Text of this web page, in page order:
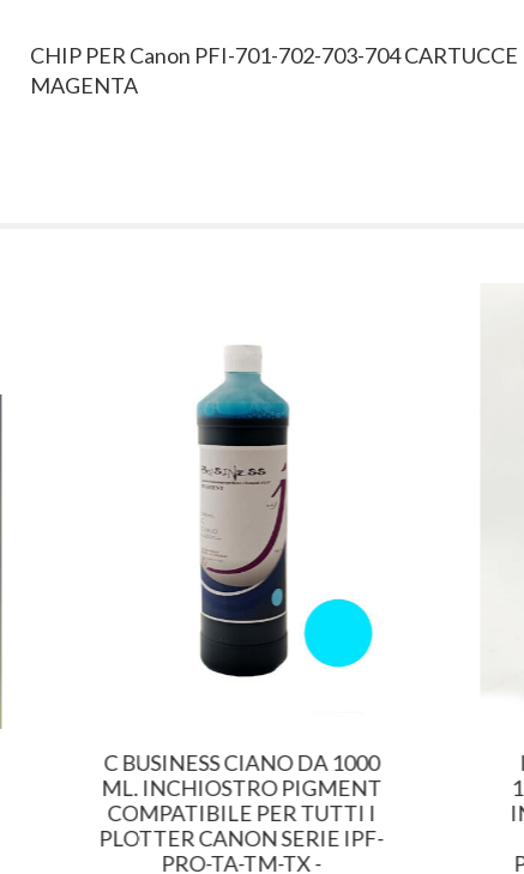
CHIP PER Canon PFI-701-702-703-704
MAGENTA
C BUSINESS CIANO DA 1000
ML. INCHIOSTRO PIGMENT
COMPATIBILE PER TUTTI I
PLOTTER CANON SERIE IPF-
PRO-TA-TM-TX -